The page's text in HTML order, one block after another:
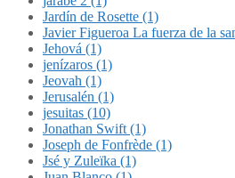
Jardín de Rosette (1)
Javier Figueroa La fuerza de la
Jehová (1)
jenízaros (1)
Jeovah (1)
Jerusalén (1)
jesuitas (10)
Jonathan Swift (1)
Joseph de Fonfrède (1)
Jsé y Zuleïka (1)